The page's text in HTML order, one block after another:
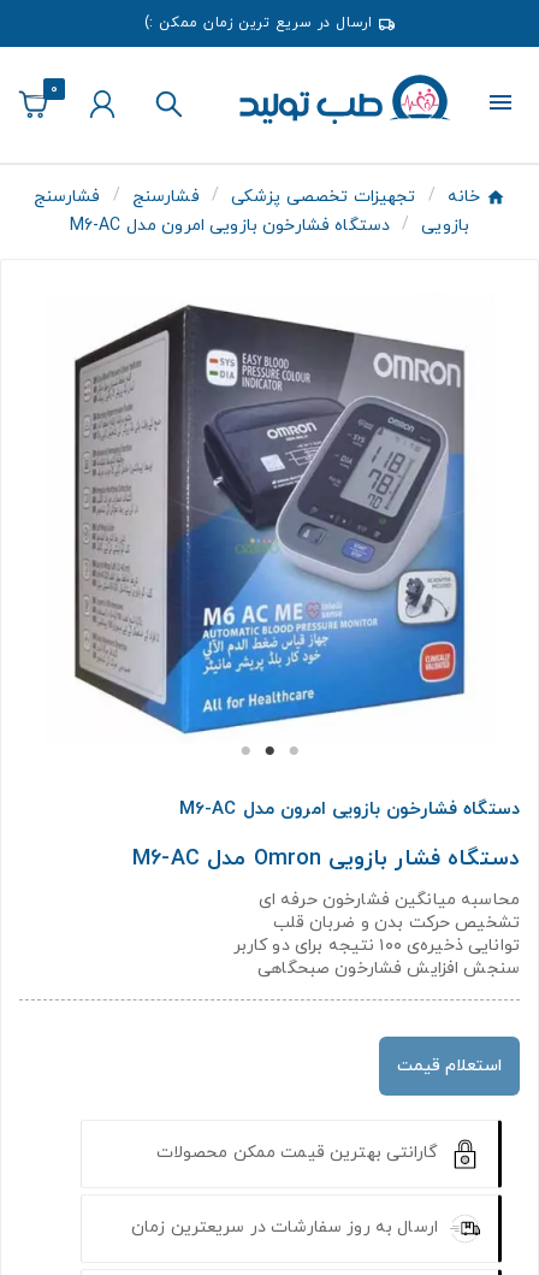
ارسال در سریع ترین زمان ممکن :)
0
خانه تجهیزات تخصصی پزشکی فشارسنج
فشارسنج
بازویی
دستگاه فشارخون بازویی امرون مدل M6-AC
دستگاه فشارخون بازویی امرون مدل M6-AC
دستگاه فشار بازویی Omron مدل M6-AC
محاسبه میانگین فشارخون حرفه ای
تشخیص حرکت بدن و ضربان قلب
توانایی ذخیره‌ی ۱۰۰ نتیجه برای دو کاربر
سنجش افزایش فشارخون صبحگاهی
استعلام قیمت
گارانتی بهترین قیمت ممکن محصولات
ارسال به روز سفارشات در سریعترین زمان